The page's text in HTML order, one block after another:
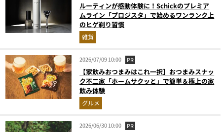
ルーティンが感動体験に！Schickのプレミア
ムライン「プロジスタ」で始めるワンランク上
のヒゲ剃り習慣
雑貨
2026/07/09 10:00 PR
【家飲みおつまみはこれ一択】おつまみスナッ
ク不二家「ホームサクッと」で簡単＆極上の家
飲み体験
グルメ
2026/06/30 10:00 PR